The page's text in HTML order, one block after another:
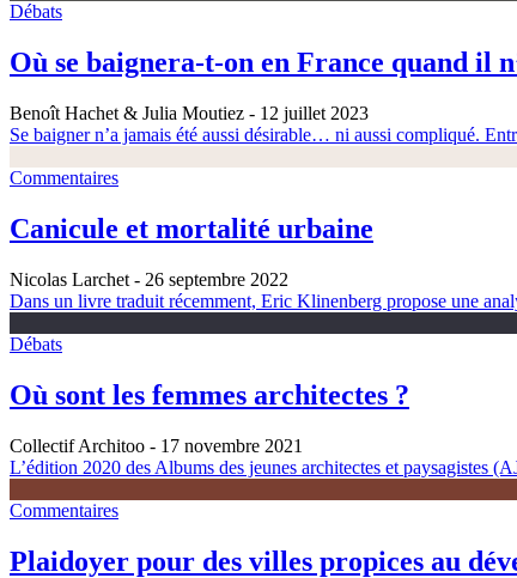
Débats
Où se baignera-t-on en France quand il
Benoît Hachet & Julia Moutiez - 12 juillet 2023
Se baigner n’a jamais été aussi désirable… ni aussi compliqué.
Commentaires
Canicule et mortalité urbaine
Nicolas Larchet - 26 septembre 2022
Dans un livre traduit récemment, Eric Klinenberg propose une
Débats
Où sont les femmes architectes ?
Collectif Architoo - 17 novembre 2021
L’édition 2020 des Albums des jeunes architectes et paysagistes
Commentaires
Plaidoyer pour des villes propices au